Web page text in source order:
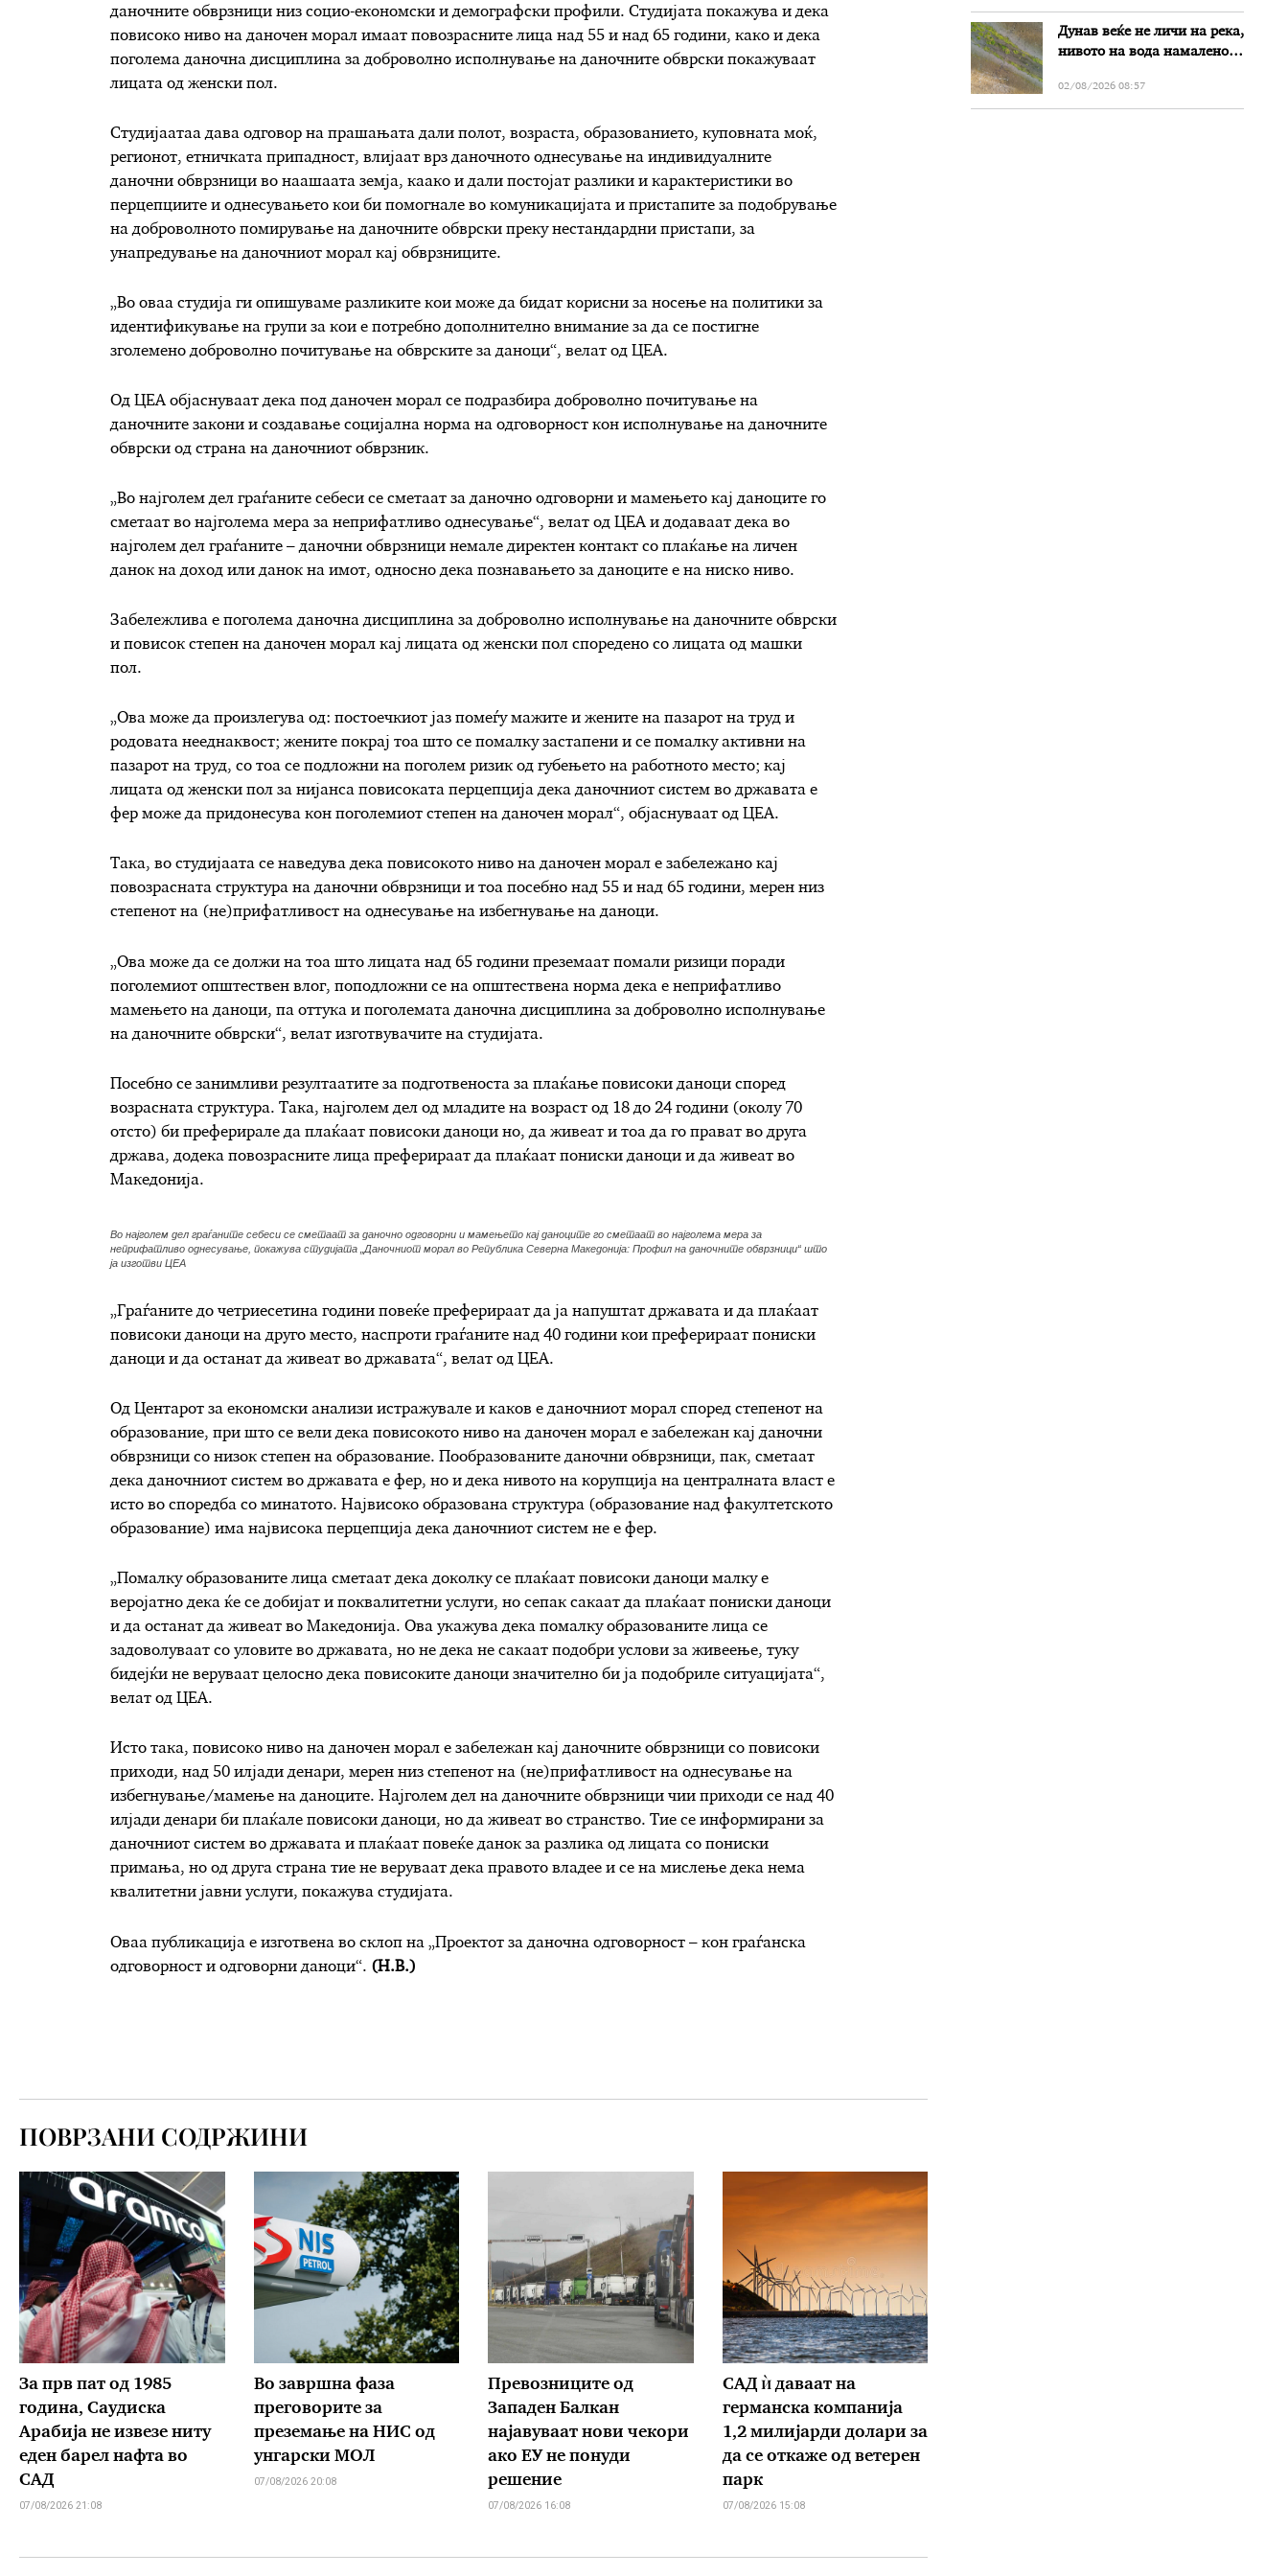
даночните обврзници низ социо-економски и демографски профили. Студијата покажува и дека
повисоко ниво на даночен морал имаат повозрасните лица над 55 и над 65 години, како и дека
поголема даночна дисциплина за доброволно исполнување на даночните обврски покажуваат
лицата од женски пол.
Студијаатаа дава одговор на прашањата дали полот, возраста, образованието, куповната моќ,
регионот, етничката припадност, влијаат врз даночното однесување на индивидуалните
даночни обврзници во наашаата земја, каако и дали постојат разлики и карактеристики во
перцепциите и однесувањето кои би помогнале во комуникацијата и пристапите за подобрување
на доброволното помирување на даночните обврски преку нестандардни пристапи, за
унапредување на даночниот морал кај обврзниците.
„Во оваа студија ги опишуваме разликите кои може да бидат корисни за носење на политики за
идентификување на групи за кои е потребно дополнително внимание за да се постигне
зголемено доброволно почитување на обврските за даноци“, велат од ЦЕА.
Од ЦЕА објаснуваат дека под даночен морал се подразбира доброволно почитување на
даночните закони и создавање социјална норма на одговорност кон исполнување на даночните
обврски од страна на даночниот обврзник.
„Во најголем дел граѓаните себеси се сметаат за даночно одговорни и мамењето кај даноците го
сметаат во најголема мера за неприфатливо однесување“, велат од ЦЕА и додаваат дека во
најголем дел граѓаните – даночни обврзници немале директен контакт со плаќање на личен
данок на доход или данок на имот, односно дека познавањето за даноците е на ниско ниво.
Забележлива е поголема даночна дисциплина за доброволно исполнување на даночните обврски
и повисок степен на даночен морал кај лицата од женски пол споредено со лицата од машки
пол.
„Ова може да произлегува од: постоечкиот јаз помеѓу мажите и жените на пазарот на труд и
родовата нееднаквост; жените покрај тоа што се помалку застапени и се помалку активни на
пазарот на труд, со тоа се подложни на поголем ризик од губењето на работното место; кај
лицата од женски пол за нијанса повисоката перцепција дека даночниот систем во државата е
фер може да придонесува кон поголемиот степен на даночен морал“, објаснуваат од ЦЕА.
Така, во студијаата се наведува дека повисокото ниво на даночен морал е забележанокај
повозрасната структура на даночни обврзници и тоа посебно над 55 и над 65 години, мерен низ
степенот на (не)прифатливост на однесување на избегнување на даноци.
„Ова може да се должи на тоа што лицата над 65 години преземаат помали ризици поради
поголемиот општествен влог, поподложни се на општествена норма дека е неприфатливо
мамењето на даноци, па оттука и поголемата даночна дисциплина за доброволно исполнување
на даночните обврски“, велат изготвувачите на студијата.
Посебно се занимливи резултаатите за подготвеноста за плаќање повисоки даноци според
возрасната структура. Така, најголем дел од младите на возраст од 18 до 24 години (околу 70
отсто) би преферирале да плаќаат повисоки даноци но, да живеат и тоа да го прават во друга
држава, додека повозрасните лица преферираат да плаќаат пониски даноци и да живеат во
Македонија.
Во најголем дел граѓаните себеси се сметаат за даночно одговорни и мамењето кај даноците го сметаат во најголема мера за
неприфатливо однесување, покажува студијата „Даночниот морал во Република Северна Македонија: Профил на даночните обврзници“ што
ја изготви ЦЕА
„Граѓаните до четриесетина години повеќе преферираат да ја напуштат државата и да плаќаат
повисоки даноци на друго место, наспроти граѓаните над 40 години кои преферираат пониски
даноци и да останат да живеат во државата“, велат од ЦЕА.
Од Центарот за економски анализи истражувале и каков е даночниот морал според степенот на
образование, при што се вели дека повисокото ниво на даночен морал е забележан кај даночни
обврзници со низок степен на образование. Пообразованите даночни обврзници, пак, сметаат
дека даночниот систем во државата е фер, но идека нивото на корупција на централната власт е
истово споредба со минатото. Највисоко образована структура (образование над факултетското
образование) има највисока перцепција дека даночниот систем не е фер.
„Помалку образованите лица сметаат дека доколку се плаќаат повисоки даноци малку е
веројатно дека ќе се добијат и поквалитетни услуги, но сепак сакаат да плаќаат пониски даноци
и да останат да живеат во Македонија. Ова укажува дека помалку образованите лица се
задоволуваат со уловите во државата, но не дека не сакаат подобри услови за живеење, туку
бидејќи не веруваат целосно дека повисоките даноци значително би ја подобриле ситуацијата“,
велат од ЦЕА.
Исто така, повисоко ниво на даночен морал е забележан кај даночните обврзници со повисоки
приходи, над 50 илјади денари, мерен низ степенот на (не)прифатливост на однесување на
избегнување/мамење на даноците. Најголем дел на даночните обврзници чии приходи се над 40
илјади денари би плаќале повисоки даноци, но да живеат во странство. Тие се информирани за
даночниот систем во државата и плаќаат повеќе данок за разлика од лицата со пониски
примања, но од друга страна тие не веруваат дека правото владее и се на мислење дека нема
квалитетни јавни услуги, покажува студијата.
Оваа публикација е изготвена во склоп на „Проектот за даночна одговорност – кон граѓанска
одговорност и одговорни даноци“. (Н.В.)
ПОВРЗАНИ СОДРЖИНИ
За прв пат од 1985
година, Саудиска
Арабија не извезе ниту
еден барел нафта во
САД
07/08/2026 21:08
Во завршна фаза
преговорите за
преземање на НИС од
унгарски МОЛ
07/08/2026 20:08
Превозниците од
Западен Балкан
најавуваат нови чекори
ако ЕУ не понуди
решение
07/08/2026 16:08
САД ѝ даваат на
германска компанија
1,2 милијарди долари за
да се откаже од ветерен
парк
07/08/2026 15:08
Дунав веќе не личи на река,
нивото на вода намалено
Бугарија
02/08/2026 08:57